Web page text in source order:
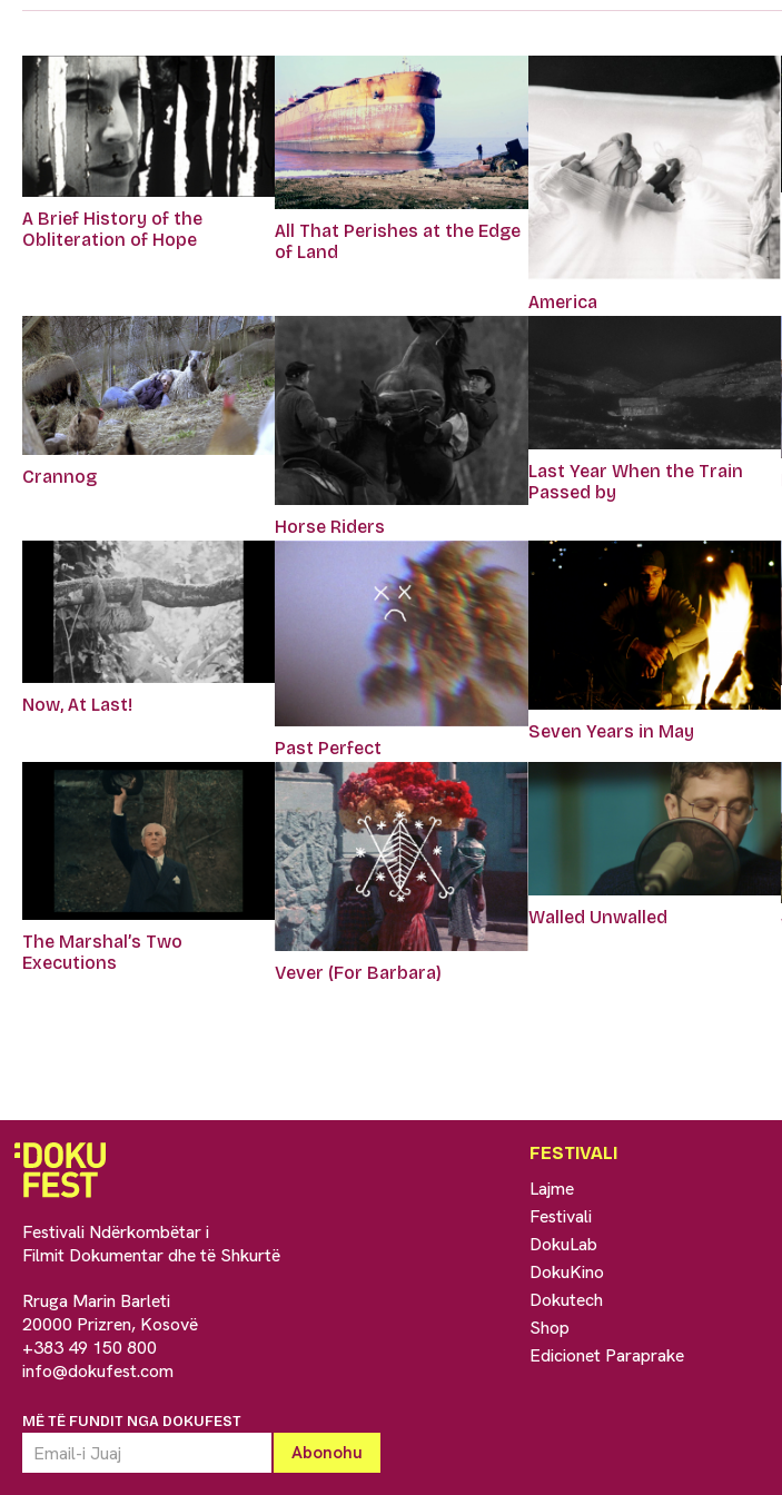
A Brief History of the
Obliteration of Hope
All That Perishes at the Edge
of Land
America
Crannog
Horse Riders
Last Year When the Train
Passed by
Now, At Last!
Past Perfect
Seven Years in May
The Marshal’s Two
Executions
Vever (For Barbara)
Walled Unwalled
Festivali Ndërkombëtar i
Filmit Dokumentar dhe të Shkurtë
Rruga Marin Barleti
20000 Prizren, Kosovë
+383 49 150 800
info@dokufest.com
MË TË FUNDIT NGA DOKUFEST
FESTIVALI
Lajme
Festivali
DokuLab
DokuKino
Dokutech
Shop
Edicionet Paraprake